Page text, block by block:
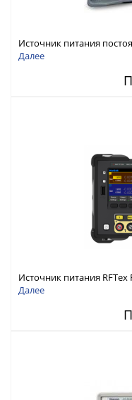
Источник питания
Далее
Источник питания RFTex
Далее